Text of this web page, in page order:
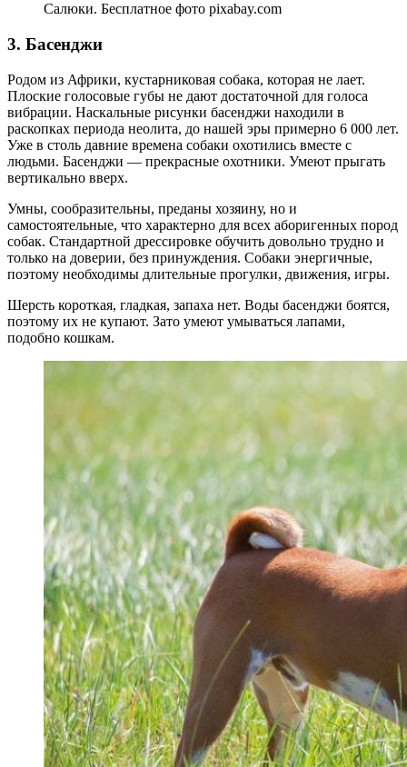
Салюки. Бесплатное фото pixabay.com
3. Басенджи
Родом из Африки, кустарниковая собака, которая не лает.
Плоские голосовые губы не дают достаточной для голоса
вибрации. Наскальные рисунки басенджи находили в
раскопках периода неолита, до нашей эры примерно 6 000 лет.
Уже в столь давние времена собаки охотились вместе с
людьми. Басенджи — прекрасные охотники. Умеют прыгать
вертикально вверх.
Умны, сообразительны, преданы хозяину, но и
самостоятельные, что характерно для всех аборигенных пород
собак. Стандартной дрессировке обучить довольно трудно и
только на доверии, без принуждения. Собаки энергичные,
поэтому необходимы длительные прогулки, движения, игры.
Шерсть короткая, гладкая, запаха нет. Воды басенджи боятся,
поэтому их не купают. Зато умеют умываться лапами,
подобно кошкам.